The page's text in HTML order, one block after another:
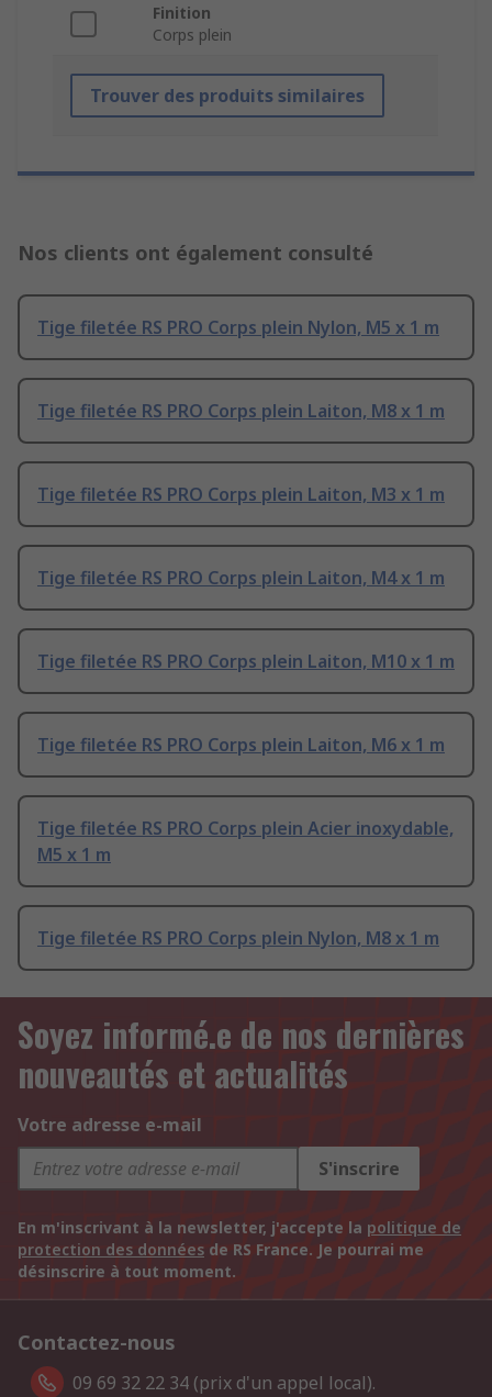
Finition
Corps plein
Trouver des produits similaires
Nos clients ont également consulté
Tige filetée RS PRO Corps plein Nylon, M5 x 1 m
Tige filetée RS PRO Corps plein Laiton, M8 x 1 m
Tige filetée RS PRO Corps plein Laiton, M3 x 1 m
Tige filetée RS PRO Corps plein Laiton, M4 x 1 m
Tige filetée RS PRO Corps plein Laiton, M10 x 1 m
Tige filetée RS PRO Corps plein Laiton, M6 x 1 m
Tige filetée RS PRO Corps plein Acier inoxydable,
M5 x 1 m
Tige filetée RS PRO Corps plein Nylon, M8 x 1 m
Soyez informé.e de nos dernières
nouveautés et actualités
Votre adresse e-mail
S'inscrire
En m'inscrivant à la newsletter, j'accepte la politique de
protection des données de RS France. Je pourrai me
désinscrire à tout moment.
Contactez-nous
09 69 32 22 34 (prix d'un appel local).